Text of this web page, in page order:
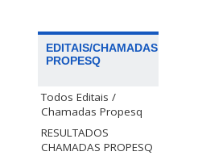
EDITAIS/CHAMADAS
PROPESQ
Todos Editais /
Chamadas Propesq
RESULTADOS
CHAMADAS PROPESQ